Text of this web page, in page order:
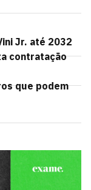
Jr. até 2032
contratação
que podem